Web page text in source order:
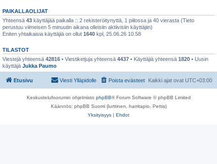
PAIKALLAOLIJAT
Yhteensä 43 käyttäjää paikalla :: 2 rekisteröitynyttä, 1 piilossa ja 40 vierasta (Tieto
perustuu viimeisen 5 minuutin aikana olleisiin aktiivisiin käyttäjiin)
Eniten yhtaikaisia käyttäjiä on ollut 1640 kpl, 25.06.26 10.58
TILASTOT
Viestejä yhteensä 42816 • Viestiketjuja yhteensä 4437 • Käyttäjiä yhteensä 1820 • Uusin
käyttäjä Jukka Paumo
Etusivu Kaikki ajat ovat UTC+03:00
Poista evästeet
Viesti Ylläpidolle
Keskustelufoorumin ohjelmisto phpBB® Forum Software © phpBB Limited
Käännös: phpBB Suomi (lurttinen, harritapio, Pettis)
Yksityisyys | Ehdot